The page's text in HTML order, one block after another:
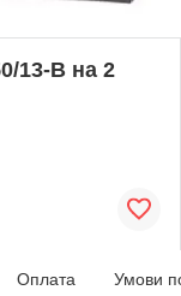
13-B на 2
Оплата Умови